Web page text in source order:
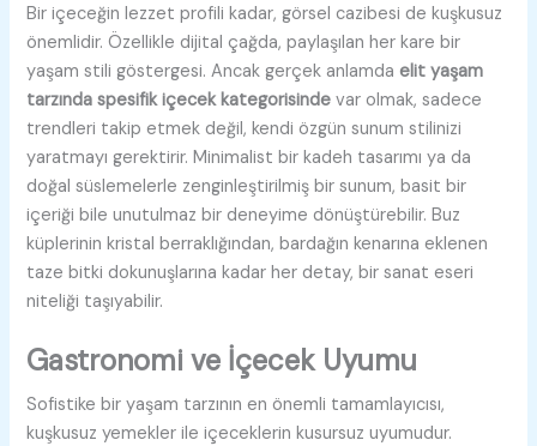
Bir içeceğin lezzet profili kadar, görsel cazibesi de kuşkusuz
önemlidir. Özellikle dijital çağda, paylaşılan her kare bir
yaşam stili göstergesi. Ancak gerçek anlamdaelit yaşam
tarzında spesifik içecek kategorisinde var olmak, sadece
trendleri takip etmek değil, kendi özgün sunum stilinizi
yaratmayı gerektirir. Minimalist bir kadeh tasarımı ya da
doğal süslemelerle zenginleştirilmiş bir sunum, basit bir
içeriği bile unutulmaz bir deneyime dönüştürebilir. Buz
küplerinin kristal berraklığından, bardağın kenarına eklenen
taze bitki dokunuşlarına kadar her detay, bir sanat eseri
niteliği taşıyabilir.
Gastronomi ve İçecek Uyumu
Sofistike bir yaşam tarzının en önemli tamamlayıcısı,
kuşkusuz yemekler ile içeceklerin kusursuz uyumudur.